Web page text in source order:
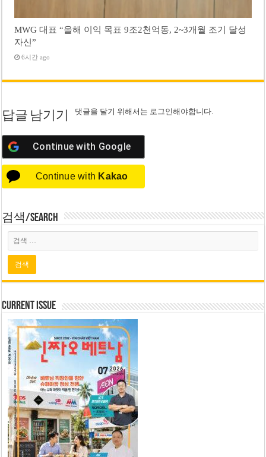
MWG 대표 “올해 이익 목표 9조2천억동, 2~3개월 조기 달성
자신”
6시간 ago
답글 남기기 댓글을 달기 위해서는 로그인해야합니다.
Continue with Google
Continue with Kakao
검색/Search
Current Issue